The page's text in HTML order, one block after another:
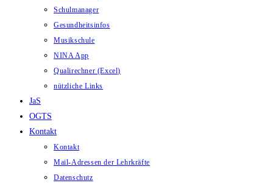
Schulmanager
Gesundheitsinfos
Musikschule
NINA App
Qualirechner (Excel)
nützliche Links
JaS
OGTS
Kontakt
Kontakt
Mail-Adressen der Lehrkräfte
Datenschutz